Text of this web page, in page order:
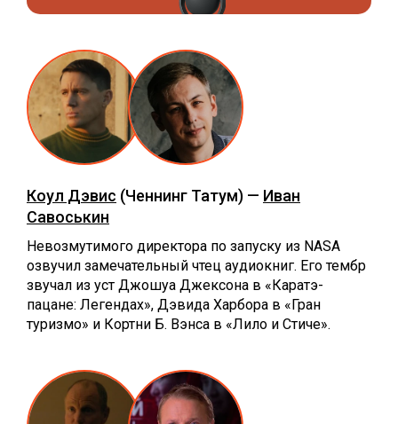
Коул Дэвис (Ченнинг Татум) — Иван
Савоськин
Невозмутимого директора по запуску из NASA
озвучил замечательный чтец аудиокниг. Его тембр
звучал из уст Джошуа Джексона в «Каратэ-
пацане: Легендах», Дэвида Харбора в «Гран
туризмо» и Кортни Б. Вэнса в «Лило и Стиче».